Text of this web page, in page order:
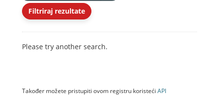
Filtriraj rezultate
Please try another search.
Također možete pristupiti ovom registru koristeći API